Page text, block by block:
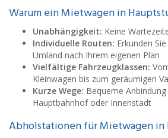
Warum ein Mietwagen in
Unabhängigkeit: Keine
Individuelle Routen: Erkunden
Umland nach Ihrem eigenen Plan
Vielfältige Fahrzeugklassen:
Kleinwagen bis zum geräumigen
Kurze Wege: Bequeme
Hauptbahnhof oder Innenstadt
Abholstationen für Mietwagen in